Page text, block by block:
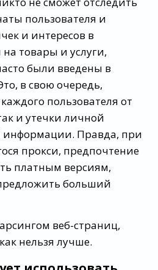
пользователя и
и интересов в
товары и услуги,
были введены в
в свою очередь,
пользователя от
и утечки личной
информации. Правда, при
прокси, предпочтение
платным версиям,
больший
веб-страниц,
нельзя лучше.